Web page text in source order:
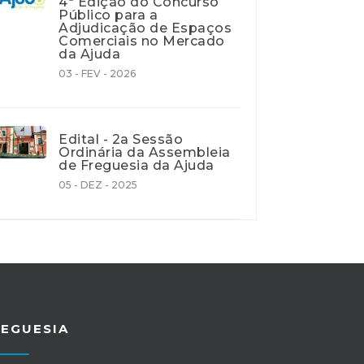
Público para a
Adjudicação de Espaços
Comerciais no Mercado
da Ajuda
03 - FEV - 2026
Edital - 2a Sessão
Ordinária da Assembleia
de Freguesia da Ajuda
05 - DEZ - 2025